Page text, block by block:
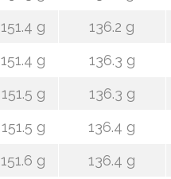
151.4 g 136.2 g
151.4 g 136.3 g
151.5 g 136.3 g
151.5 g 136.4 g
151.6 g 136.4 g